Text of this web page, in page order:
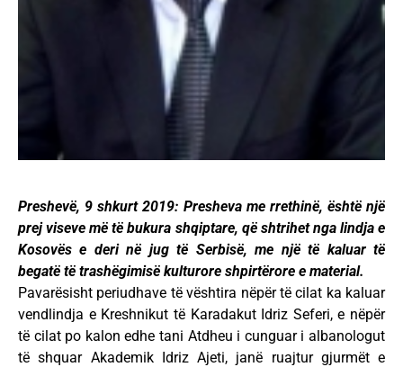
Preshevë, 9 shkurt 2019: Presheva me rrethinë, është një
prej viseve më të bukura shqiptare, që shtrihet nga lindja e
Kosovës e deri në jug të Serbisë, me një të kaluar të
begatë të trashëgimisë kulturore shpirtërore e material.
Pavarësisht periudhave të vështira nëpër të cilat ka kaluar
vendlindja e Kreshnikut të Karadakut Idriz Seferi, e nëpër
të cilat po kalon edhe tani Atdheu i cunguar i albanologut
të shquar Akademik Idriz Ajeti, janë ruajtur gjurmët e